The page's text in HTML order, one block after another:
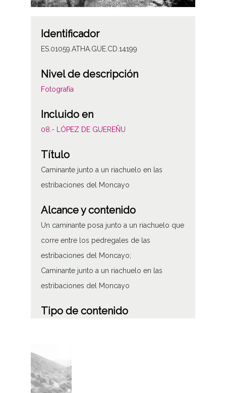
Identificador
ES.01059.ATHA.GUE.CD.14199
Nivel de descripción
Fotografía
Incluido en
08.- LÓPEZ DE GUEREÑU
Título
Caminante junto a un riachuelo en las
estribaciones del Moncayo
Alcance y contenido
Un caminante posa junto a un riachuelo que
corre entre los pedregales de las
estribaciones del Moncayo;
Caminante junto a un riachuelo en las
estribaciones del Moncayo
Tipo de contenido
Tipo de imagen: Positivos Imagen Final:
Plata;